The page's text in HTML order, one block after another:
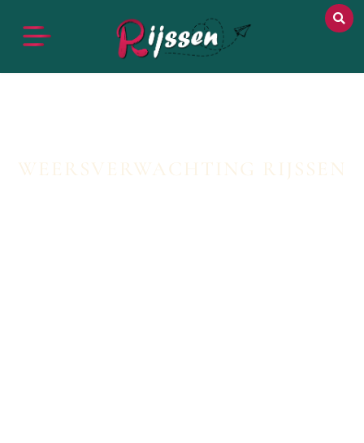
WEERSVERWACHTING RIJSSEN